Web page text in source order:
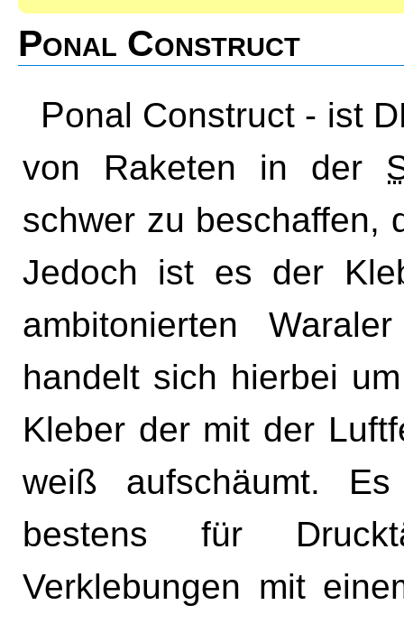
Ponal Construct
Ponal Construct - ist DER Kleber wenn es um den Bau
von Raketen in der
schwer zu beschaffen,
Jedoch ist es der
ambitonierten
handelt sich hierbei
Kleber der mit der
weiß aufschäumt.
bestens für
Verklebungen mit